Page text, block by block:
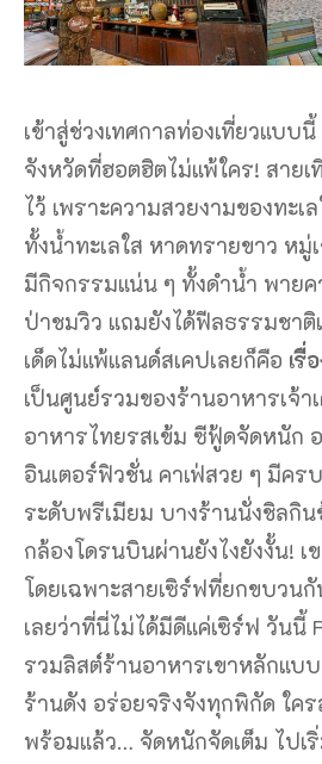
เข้าสู่ช่วงเทศกาลท่องเที่ยวแบบ
จังหวัดที่ฮอตฮิตไม่แพ้ใคร! สายเ
ไว้ เพราะความสวยงามของทะ
ทั้งน้ำทะเลใส หาดทรายขาว หมู่
มีกิจกรรมแน่น ๆ ทั้งดำน้ำ พายค
ป่าชมวิว แถมยังได้ฟีลธรรมชา
เด็ดไม่แพ้แลนด์สเคปเลยก็คือ เรื่
เป็นศูนย์รวมของร้านอาหารเจ้า
อาหารไทยรสเข้ม ซีฟู้ดจัดหนัก
อินเตอร์ฟิวชั่น คาเฟ่สวย ๆ มีคร
ระดับพรีเมียม บางร้านนั่งชิลกิน
กล้องโดรนบินผ่านยังไงยังงั้น!
โดยเฉพาะสายเซิร์ฟที่ยกขบวน
เลยว่าที่นี่ไม่ได้มีดีแค่เซิร์ฟ วันนี้
รวมลิสต์ร้านอาหารเขาหลักแบบ
ร้านดัง อร่อยจริงจังทุกพิกัด ใค
พร้อมแล้ว… จัดหนักจัดเต็ม ไปเ